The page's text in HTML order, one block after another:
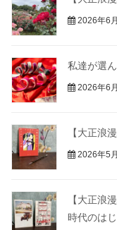
2026年6
私達が選
2026年6
【大正浪
2026年5
【大正浪
時代のは